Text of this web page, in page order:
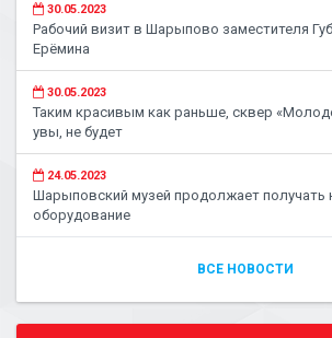
30.05.2023
Рабочий визит в Шарыпово заместителя
Ерёмина
30.05.2023
Таким красивым как раньше, сквер
увы, не будет
24.05.2023
Шарыповский музей продолжает получать
оборудование
ВСЕ НОВОСТИ